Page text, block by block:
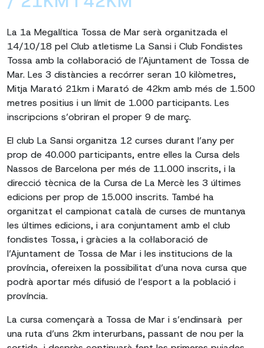
La 1a Megalítica Tossa de Mar serà organitzada el
14/10/18 pel Club atletisme La Sansi i Club Fondistes
Tossa amb la col·laboració de l’Ajuntament de Tossa de
Mar. Les 3 distàncies a recórrer seran 10 kilòmetres,
Mitja Marató 21km i Marató de 42km amb més de 1.500
metres positius i un límit de 1.000 participants. Les
inscripcions s’obriran el proper 9 de març.
El club La Sansi organitza 12 curses durant l’any per
prop de 40.000 participants, entre elles la Cursa dels
Nassos de Barcelona per més de 11.000 inscrits, i la
direcció tècnica de la Cursa de La Mercè les 3 últimes
edicions per prop de 15.000 inscrits. També ha
organitzat el campionat català de curses de muntanya
les últimes edicions, i ara conjuntament amb el club
fondistes Tossa, i gràcies a la col·laboració de
l’Ajuntament de Tossa de Mar i les institucions de la
província, ofereixen la possibilitat d’una nova cursa que
podrà aportar més difusió de l’esport a la població i
província.
La cursa començarà a Tossa de Mar i s’endinsarà per
una ruta d’uns 2km interurbans, passant de nou per la